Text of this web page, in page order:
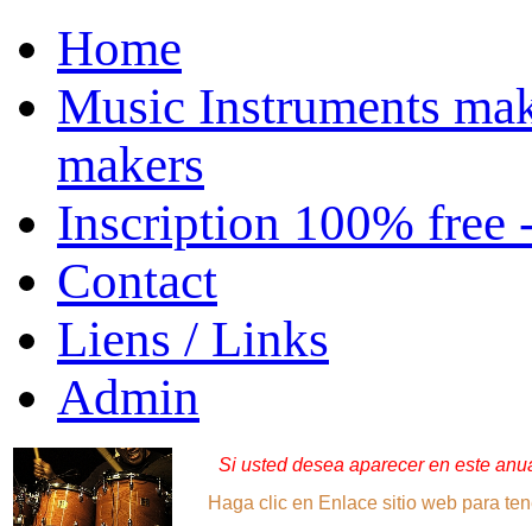
Home
Music Instruments
makers
Inscription 100% free
Contact
Liens / Links
Admin
Si usted desea aparecer en este
Haga clic en Enlace sitio web para